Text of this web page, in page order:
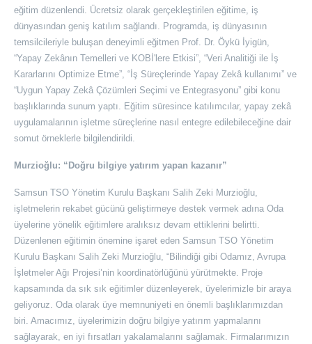
eğitim düzenlendi. Ücretsiz olarak gerçekleştirilen eğitime, iş
dünyasından geniş katılım sağlandı. Programda, iş dünyasının
temsilcileriyle buluşan deneyimli eğitmen Prof. Dr. Öykü İyigün,
“Yapay Zekânın Temelleri ve KOBİ'lere Etkisi”, “Veri Analitiği ile İş
Kararlarını Optimize Etme”, “İş Süreçlerinde Yapay Zekâ kullanımı” ve
“Uygun Yapay Zekâ Çözümleri Seçimi ve Entegrasyonu” gibi konu
başlıklarında sunum yaptı. Eğitim süresince katılımcılar, yapay zekâ
uygulamalarının işletme süreçlerine nasıl entegre edilebileceğine dair
somut örneklerle bilgilendirildi.
Murzioğlu: “Doğru bilgiye yatırım yapan kazanır”
Samsun TSO Yönetim Kurulu Başkanı Salih Zeki Murzioğlu,
işletmelerin rekabet gücünü geliştirmeye destek vermek adına Oda
üyelerine yönelik eğitimlere aralıksız devam ettiklerini belirtti.
Düzenlenen eğitimin önemine işaret eden Samsun TSO Yönetim
Kurulu Başkanı Salih Zeki Murzioğlu, “Bilindiği gibi Odamız, Avrupa
İşletmeler Ağı Projesi’nin koordinatörlüğünü yürütmekte. Proje
kapsamında da sık sık eğitimler düzenleyerek, üyelerimizle bir araya
geliyoruz. Oda olarak üye memnuniyeti en önemli başlıklarımızdan
biri. Amacımız, üyelerimizin doğru bilgiye yatırım yapmalarını
sağlayarak, en iyi fırsatları yakalamalarını sağlamak. Firmalarımızın